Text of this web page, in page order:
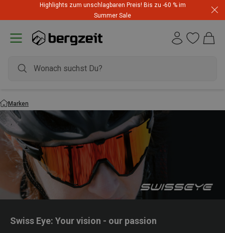
Highlights zum unschlagbaren Preis! Bis zu -60 % im
Summer Sale
Marken
Swiss Eye: Your vision - our passion